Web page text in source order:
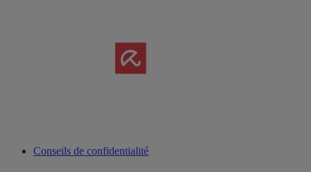
Conseils de confidentialité